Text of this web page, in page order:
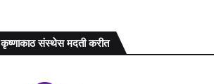
कृष्णाकाठ संस्थेस मदती करीत